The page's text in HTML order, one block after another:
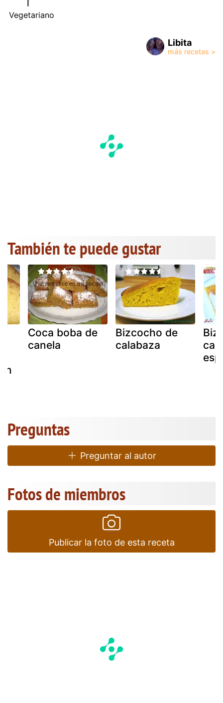
Vegetariano
Libita
También te puede gustar
Coca boba de
canela
Bizcocho de
calabaza
Preguntas
Preguntar al autor
Fotos de miembros
Publicar la foto de esta receta